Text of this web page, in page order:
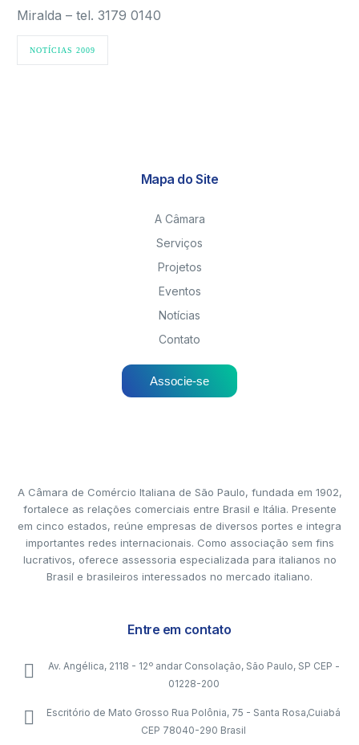
Miralda – tel. 3179 0140
NOTÍCIAS 2009
Mapa do Site
A Câmara
Serviços
Projetos
Eventos
Notícias
Contato
Associe-se
A Câmara de Comércio Italiana de São Paulo, fundada em 1902,
fortalece as relações comerciais entre Brasil e Itália. Presente
em cinco estados, reúne empresas de diversos portes e integra
importantes redes internacionais. Como associação sem fins
lucrativos, oferece assessoria especializada para italianos no
Brasil e brasileiros interessados no mercado italiano.
Entre em contato
Av. Angélica, 2118 - 12º andar Consolação, São Paulo, SP CEP -
01228-200
Escritório de Mato Grosso Rua Polônia, 75 - Santa Rosa,Cuiabá
CEP 78040-290 Brasil